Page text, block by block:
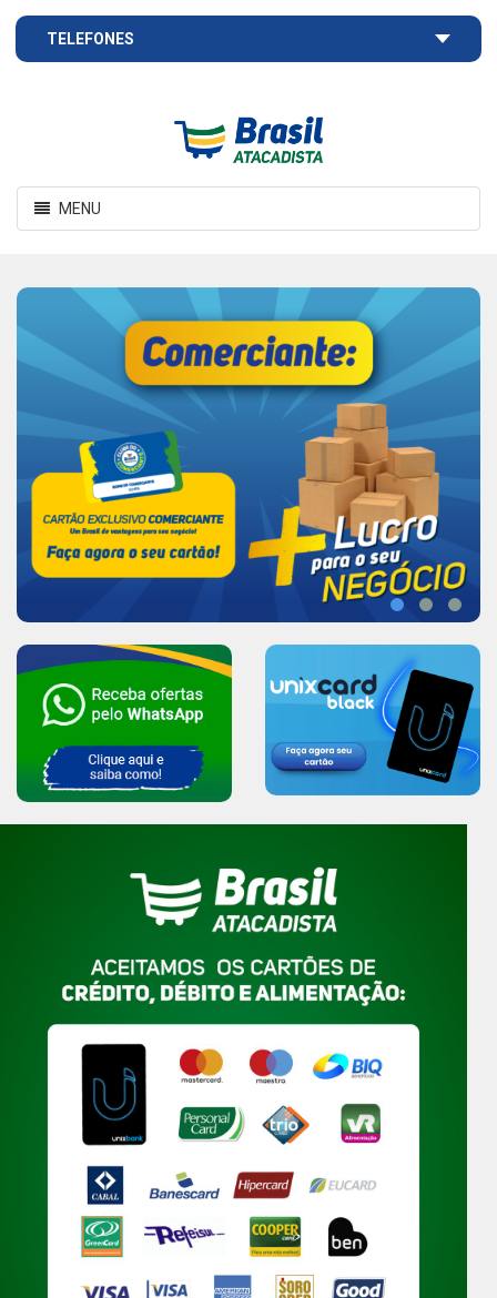
TELEFONES
Atacadista
Toggle
navigation
MENU